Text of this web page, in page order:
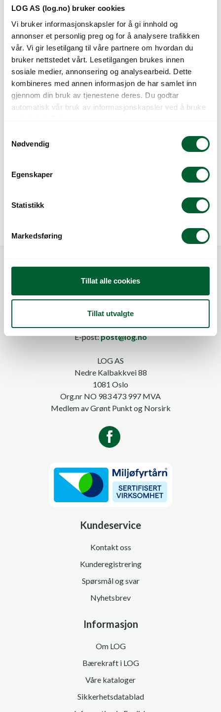
LOG AS (log.no) bruker cookies
Vi bruker informasjonskapsler for å gi innhold og
annonser et personlig preg og for å analysere trafikken
vår. Vi gir lesetilgang til våre partnere om hvordan du
bruker nettstedet vårt. Lesetilgangen brukes innen
sosiale medier, annonsering og analysearbeid. Dette
kombineres med annen informasjon de har samlet inn
gjennom din bruk av tjenestene deres. Du godtar
automatisk vår bruk av informasjonskapsler ved å bruke
Nødvendig
Egenskaper
Statistikk
Markedsføring
Tillat alle cookies
Tillat utvalgte
BRETT MO 6H17 4306
(1200)
BRETT MO 7H14 NP
4407 (1600)
BRETT MO 8H10/11
BRETT MO 8H10/11
Telefon:815 20 100
E-post:post@log.no
LOG AS
Nedre Kalbakkvei 88
1081 Oslo
Org.nr NO 983 473 997 MVA
Medlem av Grønt Punkt og Norsirk
Kundeservice
Kontakt oss
Kunderegistrering
Spørsmål og svar
Nyhetsbrev
Informasjon
Om LOG
Bærekraft i LOG
Våre kataloger
Sikkerhetsdatablad